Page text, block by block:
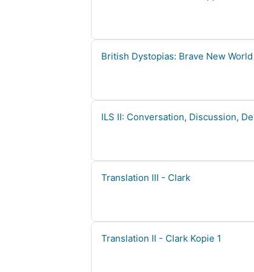
Kursname
British Dystopias: Brave New
Kursname
ILS II: Conversation, Discussion,
Kursname
Translation III - Clark
Kursname
Translation II - Clark Kopie 1